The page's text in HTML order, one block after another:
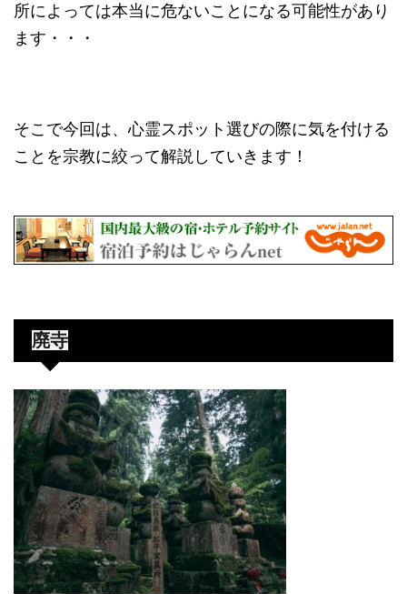
所によっては本当に危ないことになる可能性があり
ます・・・
そこで今回は、心霊スポット選びの際に気を付ける
ことを宗教に絞って解説していきます！
廃寺